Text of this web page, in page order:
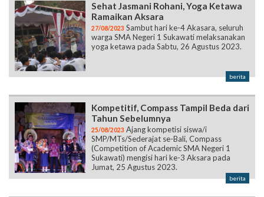
Sehat Jasmani Rohani, Yoga Ketawa
Ramaikan Aksara
27/08/2023 Sambut hari ke-4 Akasara, seluruh
warga SMA Negeri 1 Sukawati melaksanakan
yoga ketawa pada Sabtu, 26 Agustus 2023.
berita
Kompetitif, Compass Tampil Beda dari
Tahun Sebelumnya
25/08/2023 Ajang kompetisi siswa/i
SMP/MTs/Sederajat se-Bali, Compass
(Competition of Academic SMA Negeri 1
Sukawati) mengisi hari ke-3 Aksara pada
Jumat, 25 Agustus 2023.
berita